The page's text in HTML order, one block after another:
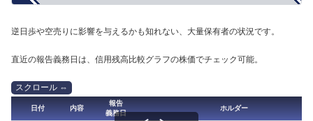
逆日歩や空売りに影響を与えるかも知れない、大量保有者の状況です。
直近の報告義務日は、信用残高比較グラフの株価でチェック可能。
日付 内容
報告
義務日
ホルダー